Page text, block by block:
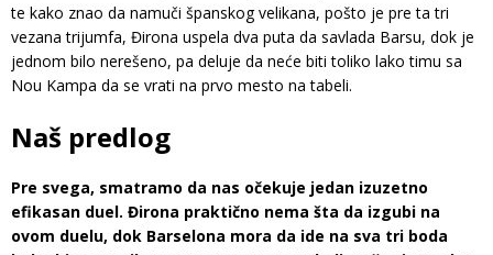
te kako znao da namuči španskog velikana, pošto je pre ta tri
vezana trijumfa, Đirona uspela dva puta da savlada Barsu, dok je
jednom bilo nerešeno, pa deluje da neće biti toliko lako timu sa
Nou Kampa da se vrati na prvo mesto na tabeli.
Naš predlog
Pre svega, smatramo da nas očekuje jedan izuzetno
efikasan duel. Đirona praktično nema šta da izgubi na
ovom duelu, dok Barselona mora da ide na sva tri boda